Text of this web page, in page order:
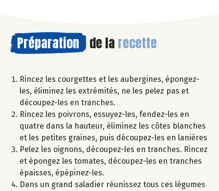
Préparation de la recette
Rincez les courgettes et les aubergines, épongez-
les, éliminez les extrémités, ne les pelez pas et
découpez-les en tranches.
Rincez les poivrons, essuyez-les, fendez-les en
quatre dans la hauteur, éliminez les côtes blanches
et les petites graines, puis découpez-les en lanières
Pelez les oignons, découpez-les en tranches. Rincez
et épongez les tomates, découpez-les en tranches
épaisses, épépinez-les.
Dans un grand saladier réunissez tous ces légumes